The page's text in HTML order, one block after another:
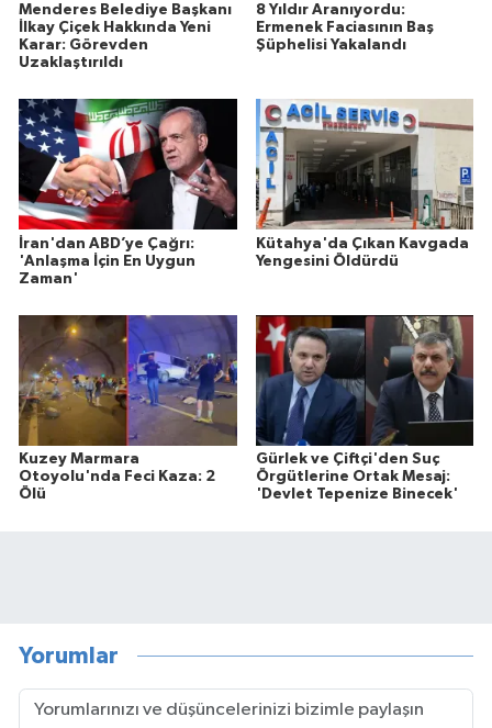
Menderes Belediye Başkanı
İlkay Çiçek Hakkında Yeni
Karar: Görevden
Uzaklaştırıldı
8 Yıldır Aranıyordu:
Ermenek Faciasının Baş
Şüphelisi Yakalandı
İran'dan ABD’ye Çağrı:
'Anlaşma İçin En Uygun
Zaman'
Kütahya'da Çıkan Kavgada
Yengesini Öldürdü
Kuzey Marmara
Otoyolu'nda Feci Kaza: 2
Ölü
Gürlek ve Çiftçi'den Suç
Örgütlerine Ortak Mesaj:
'Devlet Tepenize Binecek'
Yorumlar